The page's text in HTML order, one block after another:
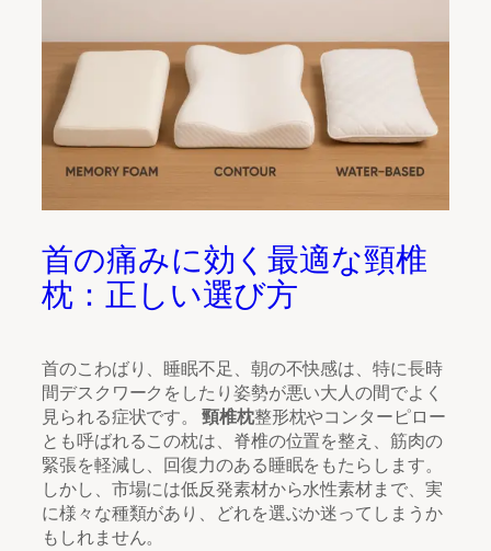
首の痛みに効く最適な頸椎
枕：正しい選び方
首のこわばり、睡眠不足、朝の不快感は、特に長時
間デスクワークをしたり姿勢が悪い大人の間でよく
見られる症状です。 頸椎枕整形枕やコンターピロー
とも呼ばれるこの枕は、脊椎の位置を整え、筋肉の
緊張を軽減し、回復力のある睡眠をもたらします。
しかし、市場には低反発素材から水性素材まで、実
に様々な種類があり、どれを選ぶか迷ってしまうか
もしれません。